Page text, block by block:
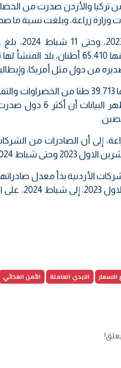
والأردن صدرت من
ومنذ يوم
لإسرائيل، 119.715 طنا، من بينها
من دول مثل أمريكا،
مختلفة من
إلى أن الصادرات من
شباط 2024.
الأردنية بدأ معدل
بمعدل
الاسعار الايدي العاملة الأمن الغذائي